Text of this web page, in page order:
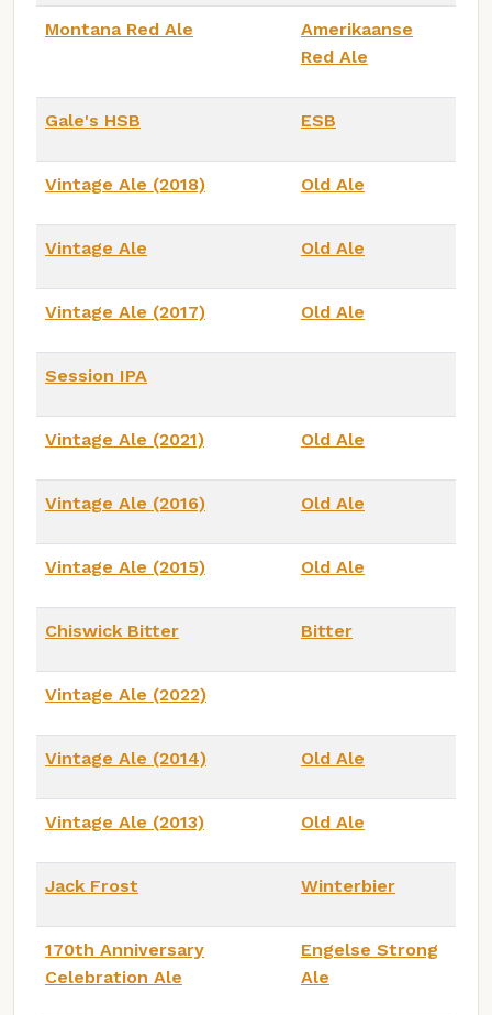
Montana Red Ale
Amerikaanse
Red Ale
Gale's HSB ESB
Vintage Ale (2018) Old Ale
Vintage Ale Old Ale
Vintage Ale (2017) Old Ale
Session IPA
Vintage Ale (2021) Old Ale
Vintage Ale (2016) Old Ale
Vintage Ale (2015) Old Ale
Chiswick Bitter Bitter
Vintage Ale (2022)
Vintage Ale (2014) Old Ale
Vintage Ale (2013) Old Ale
Jack Frost Winterbier
170th Anniversary
Celebration Ale
Engelse Strong
Ale